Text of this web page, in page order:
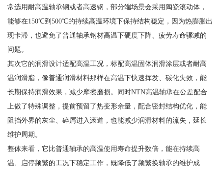
常选用耐高温轴承钢或者高速钢，部分端场景会采用陶瓷滚动体，
能够在150℃到500℃的持续高温环境下保持结构稳定，因为热膨胀出
现卡滞，也避免了普通轴承钢材高温下硬度下降、疲劳寿命骤减的
问题。
其次它的润滑设计适配高温工况，标配高温固体润滑涂层或者耐高
温润滑脂，像普通润滑材料那样在高温下快速挥发、碳化失效，能
长期保持润滑效果，减少摩擦磨损。同时NTN高温轴承在公差配合
上做了特殊调整，提前预留了热变形余量，配合密封结构优化，能
阻挡外界的灰尘、碎屑进入滚道，也能减少润滑材料的流失，延长
维护周期。
整体来看，它比普通轴承的高温使用寿命提升数倍，能在持续高
温、启停频繁的工况下稳定工作，既降低了频繁换轴承的维护成